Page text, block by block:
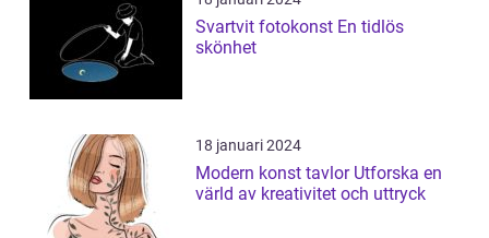
Svartvit fotokonst En tidlös
skönhet
18 januari 2024
Modern konst tavlor Utforska en
värld av kreativitet och uttryck